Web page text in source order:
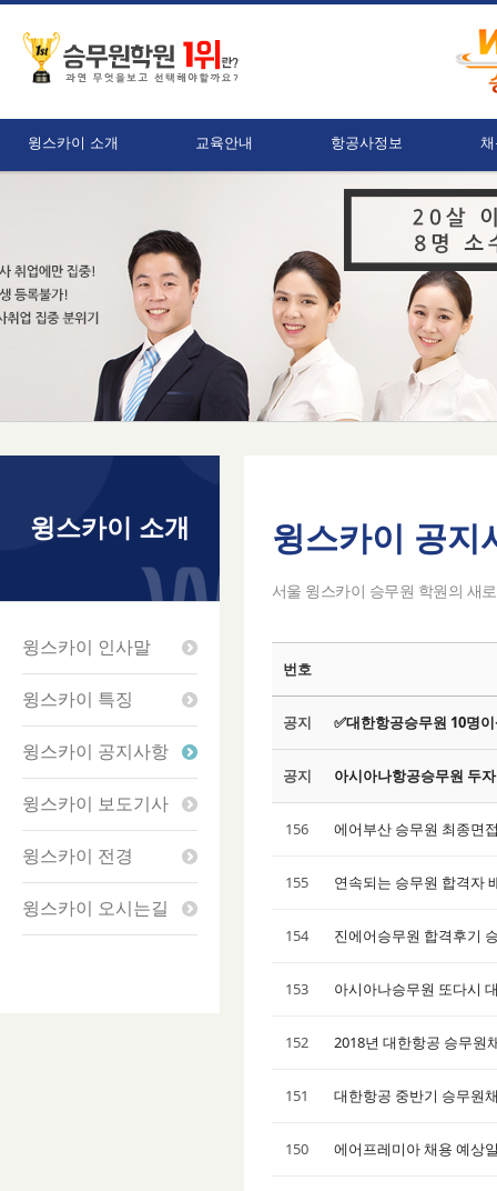
윙스카이 소개 교육안내 항공사정보
윙스카이 소개
윙스카이 인사말
윙스카이 특징
윙스카이 공지사항
윙스카이 보도기사
윙스카이 전경
윙스카이 오시는길
윙스카이 공지
서울 윙스카이 승무원 학원의 새
번호
공지 ✅대한항공승무원 10명
공지 아시아나항공승무원 두
156 에어부산 승무원 최종면
155 연속되는 승무원 합격자
154 진에어승무원 합격후기
153 아시아나승무원 또다시
152 2018년 대한항공 승무원
151 대한항공 중반기 승무원
150 에어프레미아 채용 예상